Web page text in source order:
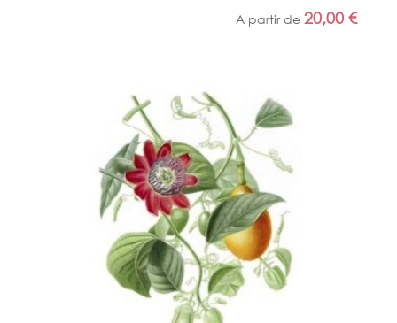
A partir de20,00€